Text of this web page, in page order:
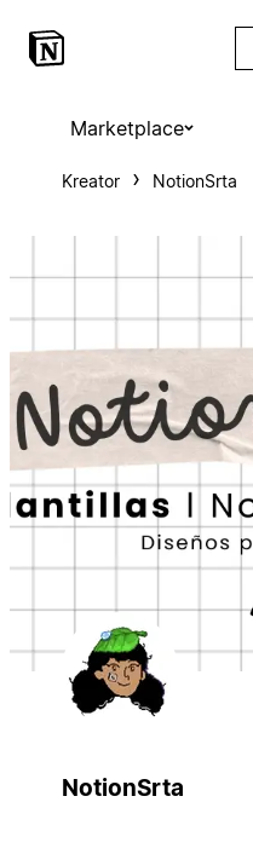
Marketplace
Kreator NotionSrta
NotionSrta